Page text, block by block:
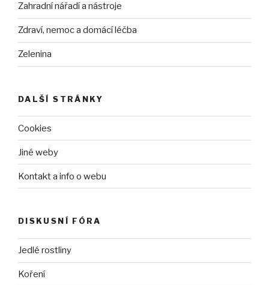
Zahradní nářadí a nástroje
Zdraví, nemoc a domácí léčba
Zelenina
DALŠÍ STRÁNKY
Cookies
Jiné weby
Kontakt a info o webu
DISKUSNÍ FÓRA
Jedlé rostliny
Koření